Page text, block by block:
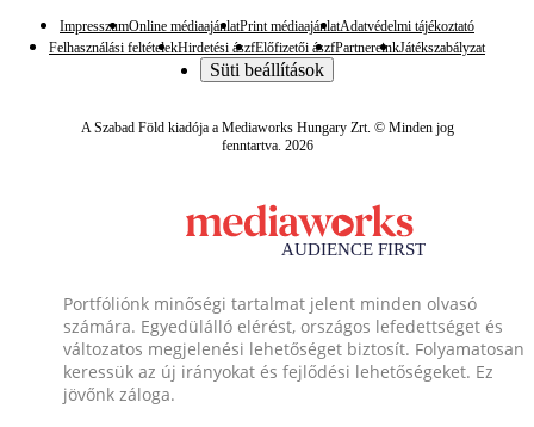
ImpresszumOnline médiaajánlatPrint médiaajánlatAdatvédelmi tájékoztató
Felhasználási feltételekHirdetési ászfElőfizetői ászfPartnereinkJátékszabályzat
Süti beállítások
A Szabad Föld kiadója a Mediaworks Hungary Zrt. © Minden jog
fenntartva. 2026
Portfóliónk minőségi tartalmat jelent minden olvasó
számára. Egyedülálló elérést, országos lefedettséget és
változatos megjelenési lehetőséget biztosít. Folyamatosan
keressük az új irányokat és fejlődési lehetőségeket. Ez
jövőnk záloga.